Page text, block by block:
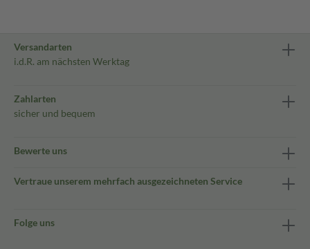
Versandarten
i.d.R. am nächsten Werktag
Zahlarten
sicher und bequem
Bewerte uns
Vertraue unserem mehrfach ausgezeichneten Service
Folge uns